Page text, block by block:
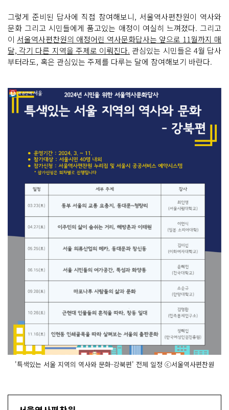
그렇게 준비된 답사에 직접 참여해보니, 서울역사편찬원이 역사와
문화 그리고 시민들에게 품고있는 애정이 여실히 느껴졌다. 그리고
이 서울역사편찬원의 애정어린 역사문화답사는 앞으로 11월까지 매
달, 각기 다른 지역을 주제로 이뤄진다. 관심있는 시민들은 4월 답사
부터라도, 혹은 관심있는 주제를 다루는 달에 참여해보기 바란다.
'특색있는 서울 지역의 역사와 문화-강북편' 전체 일정 ⓒ서울역사편찬원